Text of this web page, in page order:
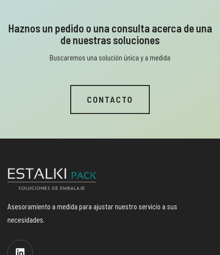
Haznos un pedido o una consulta acerca de una
de nuestras soluciones
Buscaremos una solución única y a medida
CONTACTO
Asesoramiento a medida para ajustar nuestro servicio a sus
necesidades.